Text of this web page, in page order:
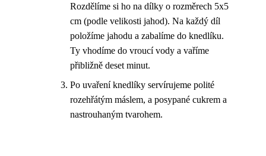
Rozdělíme si ho na dílky o rozměrech 5x5
cm (podle velikosti jahod). Na každý díl
položíme jahodu a zabalíme do knedlíku.
Ty vhodíme do vroucí vody a vaříme
přibližně deset minut.
Po uvaření knedlíky servírujeme polité
rozehřátým máslem, a posypané cukrem a
nastrouhaným tvarohem.